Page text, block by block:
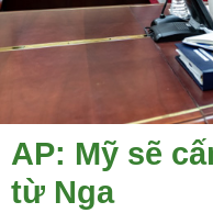
AP: Mỹ sẽ
từ Nga